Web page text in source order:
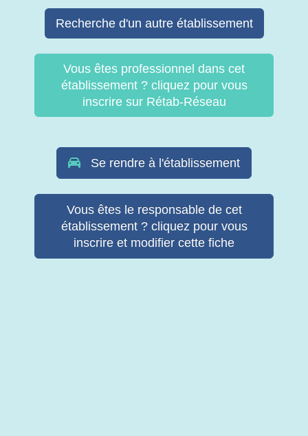
Recherche d'un autre établissement
Vous êtes professionnel dans cet
établissement ? cliquez pour vous
inscrire sur Rétab-Réseau
Se rendre à l'établissement
Vous êtes le responsable de cet
établissement ? cliquez pour vous
inscrire et modifier cette fiche